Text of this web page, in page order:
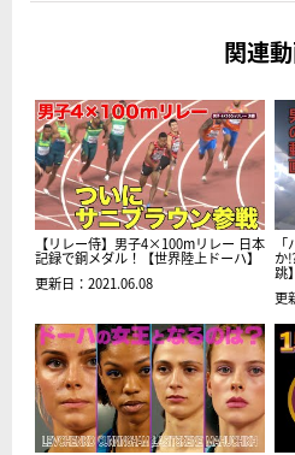
関連
【リレー侍】男子4×100mリレー 日本
記録で銅メダル！【世界陸上ドーハ】
更新日：2021.06.08
か
跳】
更